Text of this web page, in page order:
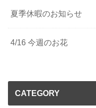
夏季休暇のお知らせ
4/16 今週のお花
CATEGORY